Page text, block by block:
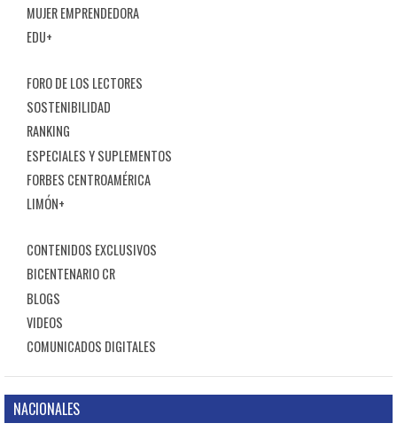
MUJER EMPRENDEDORA
EDU+
FORO DE LOS LECTORES
SOSTENIBILIDAD
RANKING
ESPECIALES Y SUPLEMENTOS
FORBES CENTROAMÉRICA
LIMÓN+
CONTENIDOS EXCLUSIVOS
BICENTENARIO CR
BLOGS
VIDEOS
COMUNICADOS DIGITALES
NACIONALES